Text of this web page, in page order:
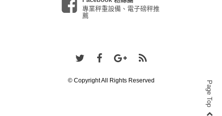
Page Top
專業秤重設備、電子磅秤推
薦
© Copyright All Rights Reserved